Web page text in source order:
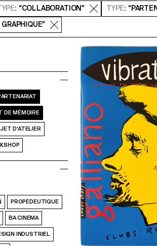
: “COLLABORATION” TYPE:
DE MÉMOIRE
D’ATELIER
PROPEDEUTIQUE
BA CINEMA
INDUSTRIEL